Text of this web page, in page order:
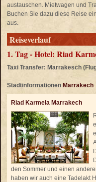
austauschen. Mietwagen und
Buchen Sie dazu diese Reise
aus.
Reiseverlauf
1. Tag - Hotel: Riad
Taxi Transfer: Marrakesch
Stadtinformationen Marrakech
Riad Karmela Marrakech
den Sommer und einen
haben wir auch eine Tadelakt